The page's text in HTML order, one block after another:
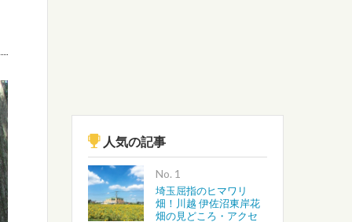
新座・朝霞・戸田・和光
蕨・草加・八潮・三郷
越谷・春日部・吉川・北葛飾
人気の記事
No.
埼玉屈指のヒマワリ
畑！川越 伊佐沼東岸花
畑の見どころ・アクセ